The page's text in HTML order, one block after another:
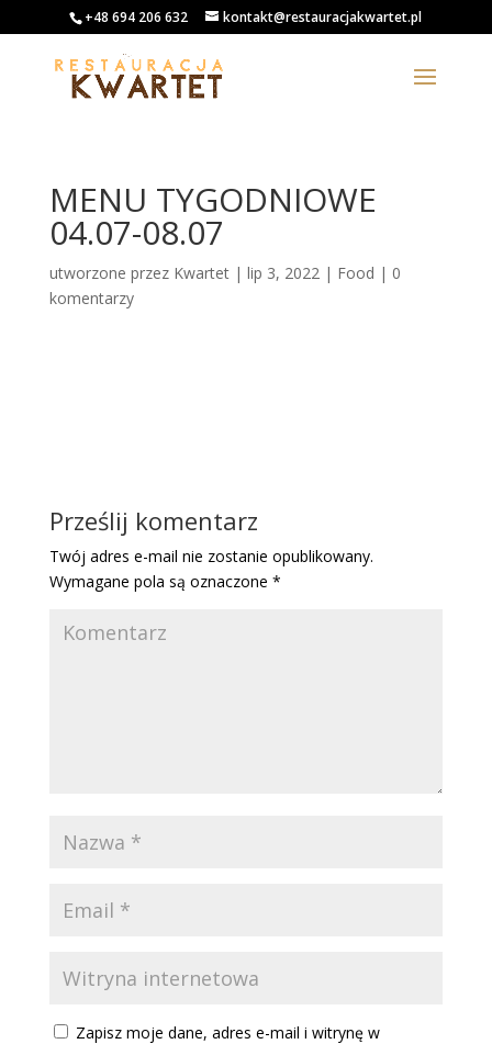
+48 694 206 632 kontakt@restauracjakwartet.pl
MENU TYGODNIOWE
04.07-08.07
utworzone przez Kwartet| lip 3, 2022| Food | 0
komentarzy
Prześlij komentarz
Twój adres e-mail nie zostanie opublikowany.
Wymagane pola są oznaczone *
Zapisz moje dane, adres e-mail i witrynę w